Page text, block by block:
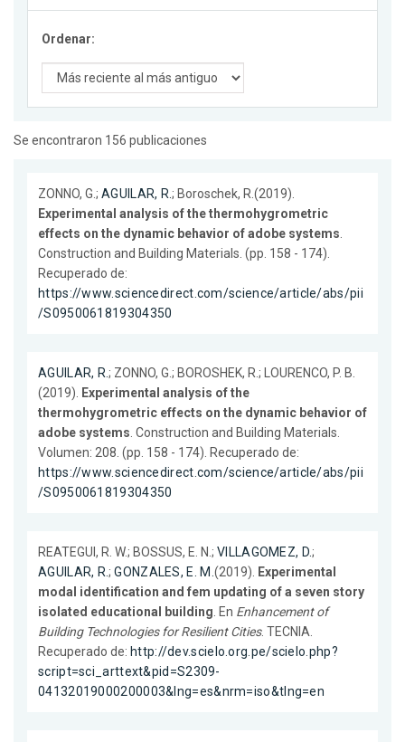
Ordenar:
Se encontraron 156 publicaciones
ZONNO, G.; AGUILAR, R.; Boroschek, R.(2019).
Experimental analysis of the thermohygrometric
effects on the dynamic behavior of adobe systems.
Construction and Building Materials. (pp. 158 - 174).
Recuperado de:
https://www.sciencedirect.com/science/article/abs/pii
/S0950061819304350
AGUILAR, R.; ZONNO, G.; BOROSHEK, R.; LOURENCO, P. B.
(2019). Experimental analysis of the
thermohygrometric effects on the dynamic behavior of
adobe systems. Construction and Building Materials.
Volumen: 208. (pp. 158 - 174). Recuperado de:
https://www.sciencedirect.com/science/article/abs/pii
/S0950061819304350
REATEGUI, R. W.; BOSSUS, E. N.; VILLAGOMEZ, D.;
AGUILAR, R.;GONZALES, E. M.(2019). Experimental
modal identification and fem updating of a seven story
isolated educational building. En Enhancement of
Building Technologies for Resilient Cities. TECNIA.
Recuperado de: http://dev.scielo.org.pe/scielo.php?
script=sci_arttext&pid=S2309-
04132019000200003&lng=es&nrm=iso&tlng=en